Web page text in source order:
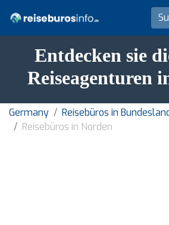
Entdecken sie
Reiseagenturen
Germany
Reisebüros in
Reisebüros in Norden